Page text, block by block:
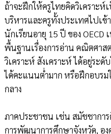
ถ้าจะฝึกให้ครูไทยคิดวิเคราะ
บริหารและครูทั้งประเทศไปเ
นักเรียนอายุ 15 ปี ของ OECD
พื้นฐานเรื่องการอ่าน คณิตศาส
วิเคราะห์ สังเคราะห์ ได้อยู่ระ
ได้คะแนนต่ำมาก หรือฝึกอบร
กลาง
ภาคประชาชน เช่น สมัชชากา
การพัฒนาการศึกษาจังหวัด, อ